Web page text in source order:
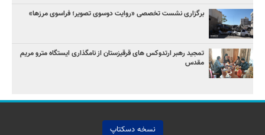
برگزاری نشست تخصصی «روایت دوسوی تصویر؛ فراسوی مرزها»
تمجید رهبر ارتدوکس های قرقیزستان از نامگذاری ایستگاه مترو مریم
مقدس
نسخه دسکتاپ